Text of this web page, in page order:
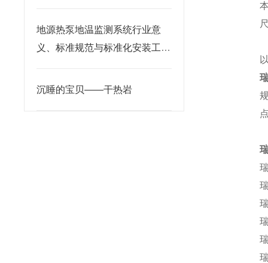
地源热泵地温监测系统行业意
义、标准规范与标准化安装工艺
沉睡的宝贝——干热岩